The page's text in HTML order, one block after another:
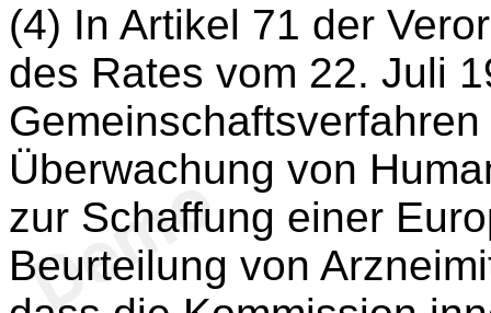
(4) In Artikel 71 der
des Rates vom 22. Juli
Überwachung von
zur Schaffung einer
Beurteilung von